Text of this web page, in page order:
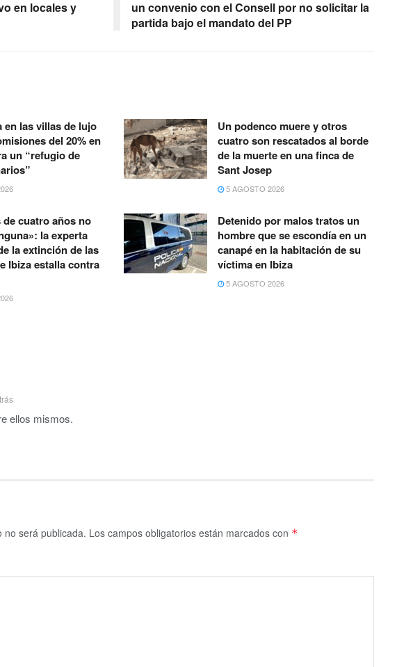
en locales y
un convenio con el Consell por no solicitar la
partida bajo el mandato del PP
en las villas de lujo
del 20% en
un “refugio de
Un podenco muere y otros
cuatro son rescatados al borde
de la muerte en una finca de
Sant Josep
5 AGOSTO 2026
de cuatro años no
la experta
la extinción de las
Ibiza estalla contra
Detenido por malos tratos un
hombre que se escondía en un
canapé en la habitación de su
víctima en Ibiza
5 AGOSTO 2026
ellos mismos.
no será publicada. Los campos obligatorios están marcados con *